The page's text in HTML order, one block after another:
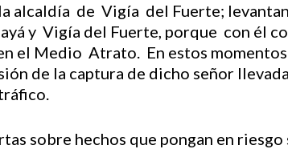
alcaldía de Vigía del Fuerte;
y Vigía del Fuerte, porque con él
el Medio Atrato. En estos
de la captura de dicho señor
sobre hechos que pongan en